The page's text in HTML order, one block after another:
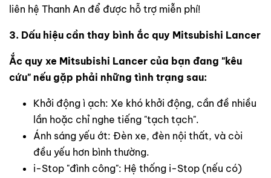
liên hệ Thanh An để được hỗ trợ miễn phí!
3. Dấu hiệu cần thay bình ắc quy Mitsubishi Lancer
Ắc quy xe Mitsubishi Lancer của bạn đang "kêu
cứu" nếu gặp phải những tình trạng sau:
Khởi động ì ạch: Xe khó khởi động, cần đề nhiều
lần hoặc chỉ nghe tiếng "tạch tạch".
Ánh sáng yếu ớt: Đèn xe, đèn nội thất, và còi
đều yếu hơn bình thường.
i-Stop "đình công": Hệ thống i-Stop (nếu có)